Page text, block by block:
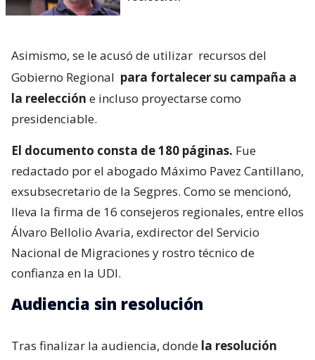
Asimismo, se le acusó de utilizar recursos del
Gobierno Regional para fortalecer su campaña a
la reelección e incluso proyectarse como
presidenciable.
El documento consta de 180 páginas. Fue
redactado por el abogado Máximo Pavez Cantillano,
exsubsecretario de la Segpres. Como se mencionó,
lleva la firma de 16 consejeros regionales, entre ellos
Álvaro Bellolio Avaria, exdirector del Servicio
Nacional de Migraciones y rostro técnico de
confianza en la UDI.
Audiencia sin resolución
Tras finalizar la audiencia, donde la resolución